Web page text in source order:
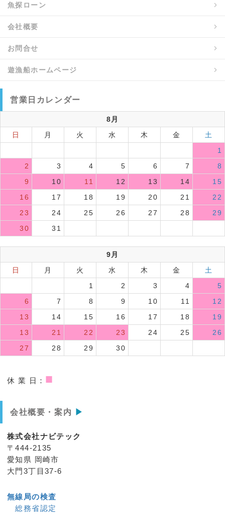
魚探ローン
会社概要
お問合せ
遊漁船ホームページ
営業日カレンダー
8月
日
月 火 水 木 金
土
1
2
3 4 5 6 7
8
9
10 11 12 13 14
15
16
17 18 19 20 21
22
23
24 25 26 27 28
29
30
31
9月
日
月 火 水 木 金
土
1
2 3 4
5
6
7 8 9 10 11
12
13
14 15 16 17 18
19
13
21 22 23 24 25
26
27
28 29 30
休 業 日： ■
会社概要・案内 ▶
株式会社ナビテック
〒444-2135
愛知県 岡崎市
大門3丁目37-6
無線局の検査
総務省認定